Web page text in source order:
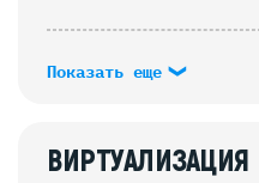
Показать еще
ВИРТУАЛИЗАЦИЯ